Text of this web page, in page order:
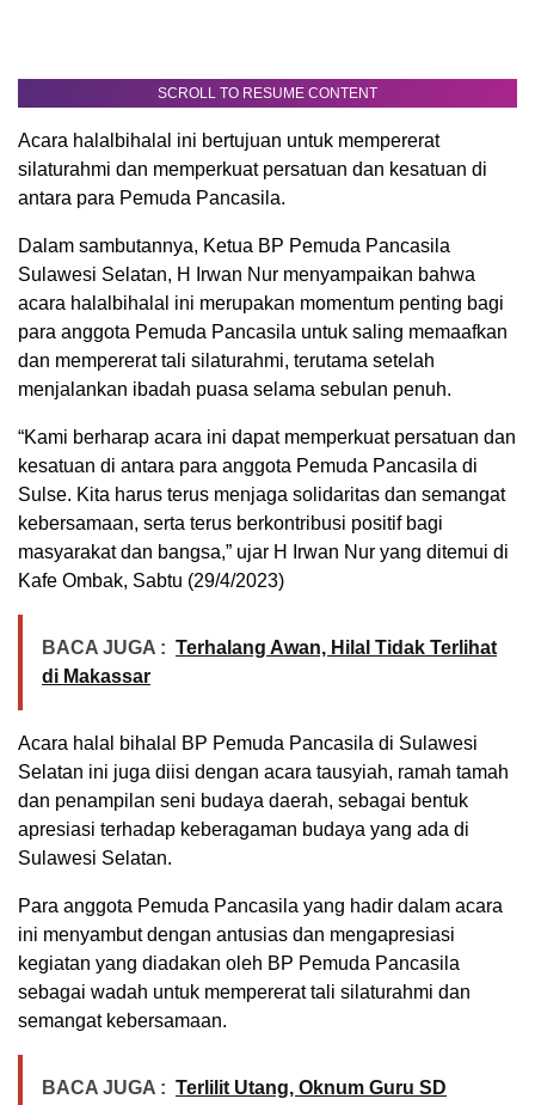
SCROLL TO RESUME CONTENT
Acara halalbihalal ini bertujuan untuk mempererat
silaturahmi dan memperkuat persatuan dan kesatuan di
antara para Pemuda Pancasila.
Dalam sambutannya, Ketua BP Pemuda Pancasila
Sulawesi Selatan, H Irwan Nur menyampaikan bahwa
acara halalbihalal ini merupakan momentum penting bagi
para anggota Pemuda Pancasila untuk saling memaafkan
dan mempererat tali silaturahmi, terutama setelah
menjalankan ibadah puasa selama sebulan penuh.
“Kami berharap acara ini dapat memperkuat persatuan dan
kesatuan di antara para anggota Pemuda Pancasila di
Sulse. Kita harus terus menjaga solidaritas dan semangat
kebersamaan, serta terus berkontribusi positif bagi
masyarakat dan bangsa,” ujar H Irwan Nur yang ditemui di
Kafe Ombak, Sabtu (29/4/2023)
BACA JUGA : Terhalang Awan, Hilal Tidak Terlihat
di Makassar
Acara halal bihalal BP Pemuda Pancasila di Sulawesi
Selatan ini juga diisi dengan acara tausyiah, ramah tamah
dan penampilan seni budaya daerah, sebagai bentuk
apresiasi terhadap keberagaman budaya yang ada di
Sulawesi Selatan.
Para anggota Pemuda Pancasila yang hadir dalam acara
ini menyambut dengan antusias dan mengapresiasi
kegiatan yang diadakan oleh BP Pemuda Pancasila
sebagai wadah untuk mempererat tali silaturahmi dan
semangat kebersamaan.
BACA JUGA : Terlilit Utang, Oknum Guru SD